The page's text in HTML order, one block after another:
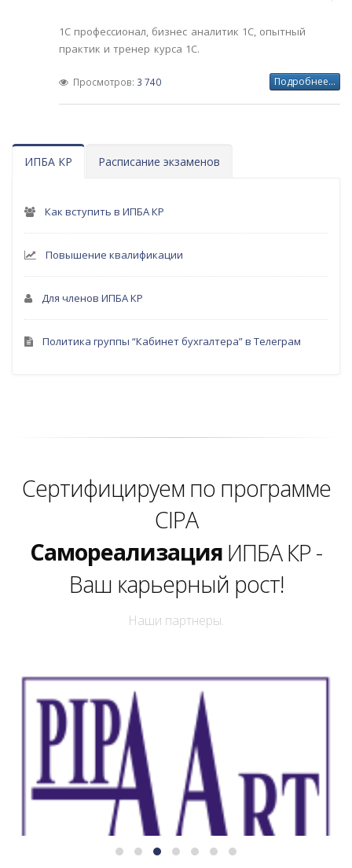
1С профессионал, бизнес аналитик 1С, опытный
практик и тренер курса 1С.
Просмотров: 3 740 Подробнее...
ИПБА КР Расписание экзаменов
Как вступить в ИПБА КР
Повышение квалификации
Для членов ИПБА КР
Политика группы “Кабинет бухгалтера” в Телеграм
Сертифицируем по программе
CIPA
Уверенность
Успех
Самореализация
Уверенность
ИПБА КР -
Ваш карьерный рост!
Наши партнеры.